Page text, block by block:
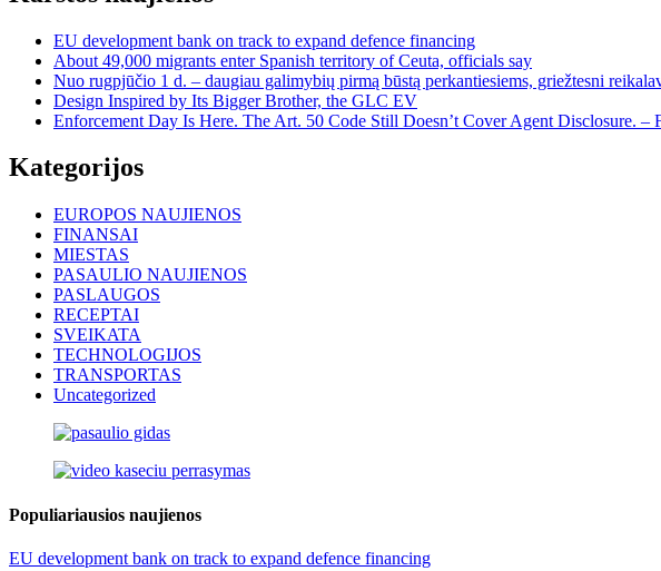
EU development bank on track to expand defence financing
About 49,000 migrants enter Spanish territory of Ceuta, officials say
Nuo rugpjūčio 1 d. – daugiau galimybių pirmą būstą perkantiesiems, griežtesni
Design Inspired by Its Bigger Brother, the GLC EV
Enforcement Day Is Here. The Art. 50 Code Still Doesn’t Cover Agent Disclosure. –
Kategorijos
EUROPOS NAUJIENOS
FINANSAI
MIESTAS
PASAULIO NAUJIENOS
PASLAUGOS
RECEPTAI
SVEIKATA
TECHNOLOGIJOS
TRANSPORTAS
Uncategorized
Populiariausios naujienos
EU development bank on track to expand defence financing